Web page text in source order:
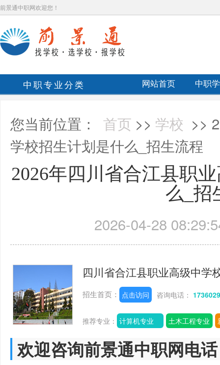
前景通中职网欢迎您！
中职专业分类 网站首页 中职
您当前位置： 首页 >> 学校 >>
学校招生计划是什么_招生流程
2026年四川省合江县职
么_招
2026-04-28
四川省合江县职业高级中学
招生首页： 点击访问 咨询电话：
推荐专业： 计算机专业 土木工程专业
欢迎咨询前景通中职网电